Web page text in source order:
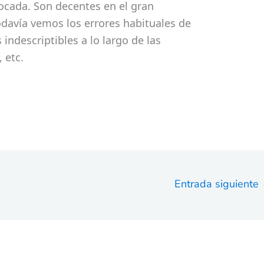
Son decentes en el gran
vemos los errores habituales de
a lo largo de las
etc.
Entrada siguiente